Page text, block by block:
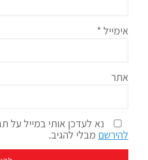
אימייל *
אתר
נא לעדכן אותי במייל על
להירשם מבלי להגיב.